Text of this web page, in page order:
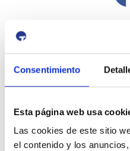
Consentimiento
Esta página web usa
Las cookies de este sitio
el contenido y los